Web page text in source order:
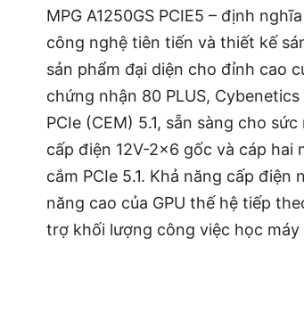
MPG A1250GS PCIE5 – định
công nghệ tiên tiến và thiết kế
sản phẩm đại diện cho đỉnh cao
chứng nhận 80 PLUS,
PCIe (CEM) 5.1, sẵn sàng cho
cấp điện 12V-2x6 gốc và cáp hai
cắm PCIe 5.1. Khả năng cấp
năng cao của GPU thế hệ tiếp
trợ khối lượng công việc học máy